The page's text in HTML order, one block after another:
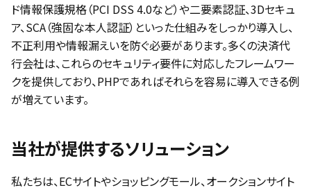
ド情報保護規格（PCI DSS 4.0など）や二要素認証、3Dセキュ
ア、SCA（強固な本人認証）といった仕組みをしっかり導入し、
不正利用や情報漏えいを防ぐ必要があります。多くの決済代
行会社は、これらのセキュリティ要件に対応したフレームワー
クを提供しており、PHPであればそれらを容易に導入できる例
が増えています。
当社が提供するソリューション
私たちは、ECサイトやショッピングモール、オークションサイト